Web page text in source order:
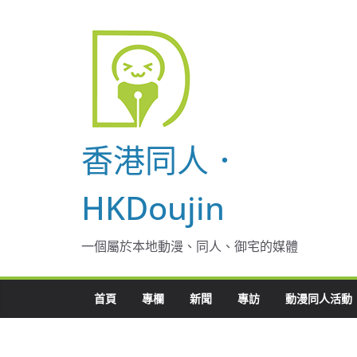
香港同人．
HKDoujin
一個屬於本地動漫、同人、御宅的媒體
首頁 專欄 新聞 專訪 動漫同人活動